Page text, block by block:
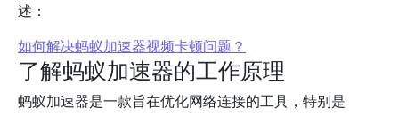
述：
如何解决蚂蚁加速器视频卡顿问题？
了解蚂蚁加速器的工作原理
蚂蚁加速器是一款旨在优化网络连接的工具，特别是